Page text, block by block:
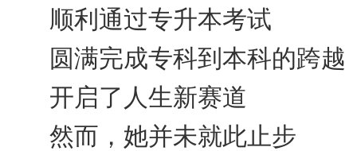
顺利通过专升本考试
圆满完成专科到本科的跨越
开启了人生新赛道
然而，她并未就此止步